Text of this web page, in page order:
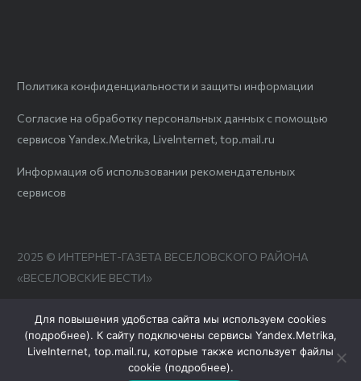
Политика конфиденциальности и защиты информации
Согласие на обработку персональных данных с помощью
сервисов Yandex.Metrika, LiveInternet, top.mail.ru
Информация об использовании рекомендательных
сервисов
2025 © ИНТЕРНЕТ-ГАЗЕТА ВЕСЕЛОВСКОГО РАЙОНА
«ВЕСЕЛОВСКИЕ ВЕСТИ»
Для повышения удобства сайта мы используем cookies
(подробнее). К сайту подключены сервисы Yandex.Metrika,
LiveInternet, top.mail.ru, которые также использует файлы
cookie (подробнее).